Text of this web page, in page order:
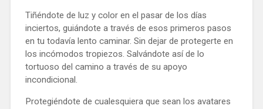
Tiñéndote de luz y color en el pasar de los días
inciertos, guiándote a través de esos primeros pasos
en tu todavía lento caminar. Sin dejar de protegerte en
los incómodos tropiezos. Salvándote así de lo
tortuoso del camino a través de su apoyo
incondicional.
Protegiéndote de cualesquiera que sean los avatares